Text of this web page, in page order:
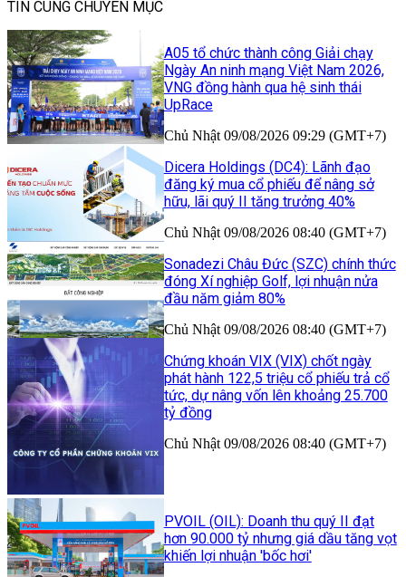
TIN CÙNG CHUYÊN MỤC
A05 tổ chức thành công Giải chạy
Ngày An ninh mạng Việt Nam 2026,
VNG đồng hành qua hệ sinh thái
UpRace
Chủ Nhật 09/08/2026 09:29 (GMT+7)
Dicera Holdings (DC4): Lãnh đạo
đăng ký mua cổ phiếu để nâng sở
hữu, lãi quý II tăng trưởng 40%
Chủ Nhật 09/08/2026 08:40 (GMT+7)
Sonadezi Châu Đức (SZC) chính thức
đóng Xí nghiệp Golf, lợi nhuận nửa
đầu năm giảm 80%
Chủ Nhật 09/08/2026 08:40 (GMT+7)
Chứng khoán VIX (VIX) chốt ngày
phát hành 122,5 triệu cổ phiếu trả cổ
tức, dự nâng vốn lên khoảng 25.700
tỷ đồng
Chủ Nhật 09/08/2026 08:40 (GMT+7)
PVOIL (OIL): Doanh thu quý II đạt
hơn 90.000 tỷ nhưng giá dầu tăng vọt
khiến lợi nhuận 'bốc hơi'